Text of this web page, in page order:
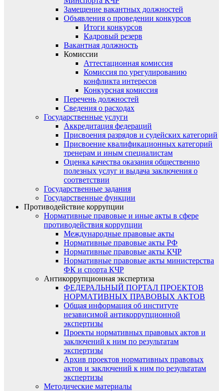
Замещение вакантных должностей
Объявления о проведении конкурсов
Итоги конкурсов
Кадровый резерв
Вакантная должность
Комиссии
Аттестационная комиссия
Комиссия по урегулированию
конфликта интересов
Конкурсная комиссия
Перечень должностей
Сведения о расходах
Государственные услуги
Аккредитация федераций
Присвоения разрядов и судейских категорий
Присвоение квалификационных категорий
тренерам и иным специалистам
Оценка качества оказания общественно
полезных услуг и выдача заключения о
соответствии
Государственные задания
Государственные функции
Противодействие коррупции
Нормативные правовые и иные акты в сфере
противодействия коррупции
Международные правовые акты
Нормативные правовые акты РФ
Нормативные правовые акты КЧР
Нормативные правовые акты министерства
ФК и спорта КЧР
Антикоррупционная экспертиза
ФЕДЕРАЛЬНЫЙ ПОРТАЛ ПРОЕКТОВ
НОРМАТИВНЫХ ПРАВОВЫХ АКТОВ
Общая информация об институте
независимой антикоррупционной
экспертизы
Проекты нормативных правовых актов и
заключений к ним по результатам
экспертизы
Архив проектов нормативных правовых
актов и заключений к ним по результатам
экспертизы
Методические материалы